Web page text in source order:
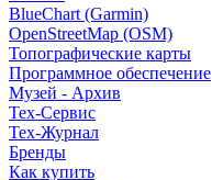
BlueChart (Garmin)
OpenStreetMap (OSM)
Топографические карты
Программное обеспечение
Музей - Архив
Tex-Сервис
Тех-Журнал
Бренды
Как купить